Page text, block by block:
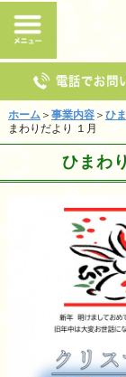
ホーム＞ 事業内容＞ ひ
まわりだより １月
ひまわ